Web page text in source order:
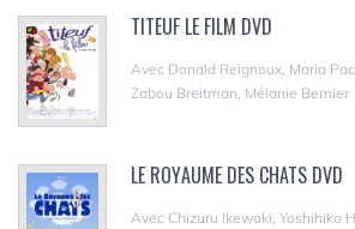
TITEUF LE FILM DVD
Avec Donald Reignoux, Maria
Zabou Breitman, Mélanie Bernier
LE ROYAUME DES CHATS DVD
Avec Chizuru Ikewaki, Yoshihiko